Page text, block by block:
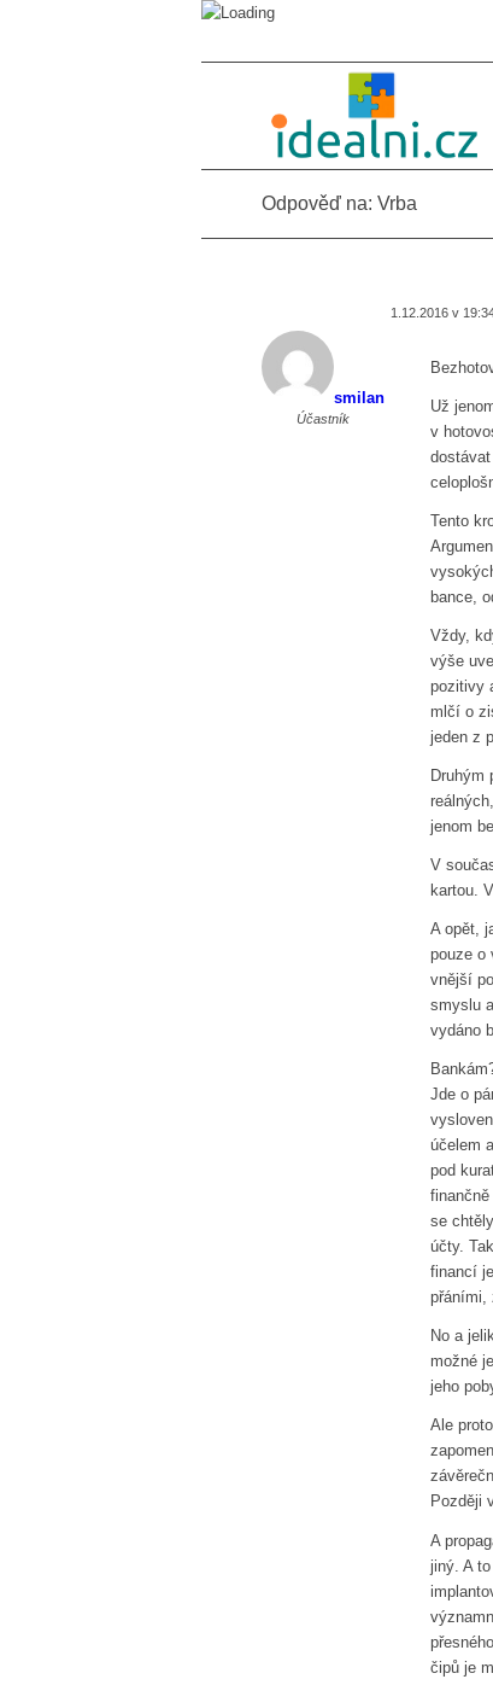
Odpověď na: Vrba
1.12.2016 v
smilan
Účastník
Už
v
Tento
bance,
Vždy,
výše
pozitivy
mlčí o
jeden z
Druhým
jenom
V
kartou.
A opět,
pouze o
vnější
smyslu
vydáno
Jde o
účelem
pod
se
účty.
financí
přáními,
No a
možné
jeho
Ale
Později
A
jiný. A
čipů je